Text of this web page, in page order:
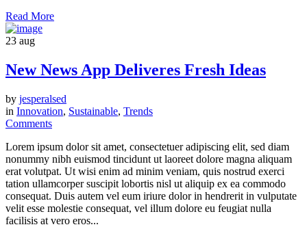
Read More
23 aug
New News App Deliveres Fresh Ideas
by jesperalsed
in Innovation, Sustainable, Trends
Comments
Lorem ipsum dolor sit amet, consectetuer adipiscing elit, sed diam
nonummy nibh euismod tincidunt ut laoreet dolore magna aliquam
erat volutpat. Ut wisi enim ad minim veniam, quis nostrud exerci
tation ullamcorper suscipit lobortis nisl ut aliquip ex ea commodo
consequat. Duis autem vel eum iriure dolor in hendrerit in vulputate
velit esse molestie consequat, vel illum dolore eu feugiat nulla
facilisis at vero eros...